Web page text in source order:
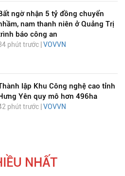
ngờ nhận 5 tỷ đồng chuyển
nam thanh niên ở Quảng Trị
báo công an
phút trước | VOVVN
lập Khu Công nghệ cao tỉnh
Yên quy mô hơn 496ha
phút trước | VOVVN
NHẤT